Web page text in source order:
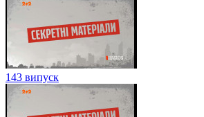
143 випуск